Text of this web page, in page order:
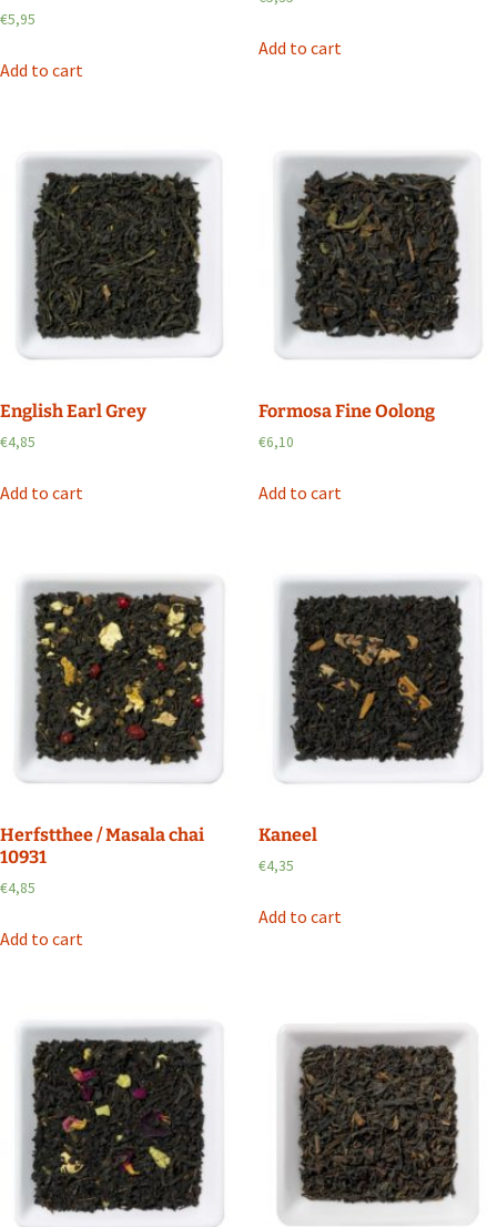
€5,95
Add to cart
Add to cart
English Earl Grey
€4,85
Add to cart
Formosa Fine Oolong
€6,10
Add to cart
Herfstthee / Masala chai
10931
€4,85
Add to cart
Kaneel
€4,35
Add to cart